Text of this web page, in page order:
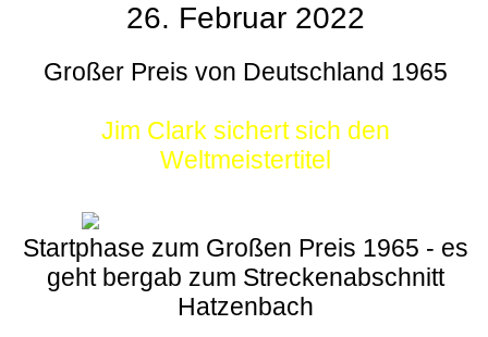
26. Februar 2022
Großer Preis von Deutschland 1965
Jim Clark sichert sich den
Weltmeistertitel
Startphase zum Großen Preis 1965 - es
geht bergab zum Streckenabschnitt
Hatzenbach